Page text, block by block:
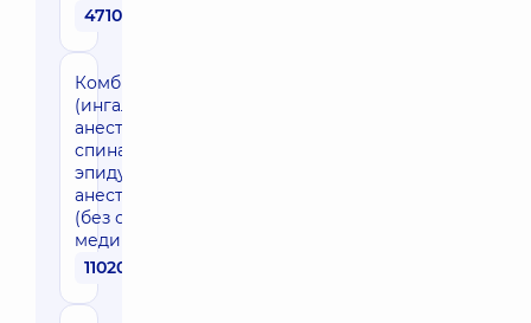
4710 грн
Комбинированная
(ингаляционная
анестезия +
спинальная /
эпидуральная)
анестезия 1 час
(без стоимости
медикаментов)
11020 грн